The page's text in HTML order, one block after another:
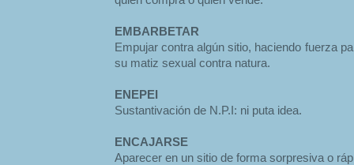
EMBARBETAR
Empujar contra algún sitio, haciendo fuerza
su matiz sexual contra natura.
ENEPEI
Sustantivación de N.P.I: ni puta idea.
ENCAJARSE
Aparecer en un sitio de forma sorpresiva o